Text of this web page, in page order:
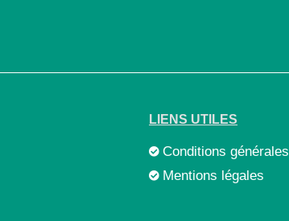
LIENS UTILES
Conditions générales
Mentions légales